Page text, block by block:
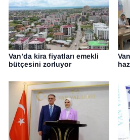
Van’da kira fiyatları emekli
bütçesini zorluyor